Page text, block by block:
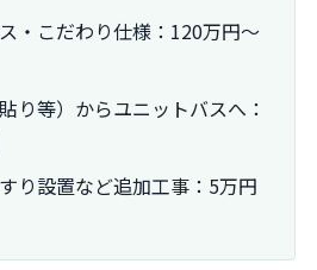
・こだわり仕様：120万円～
り等）からユニットバスへ：
り設置など追加工事：5万円